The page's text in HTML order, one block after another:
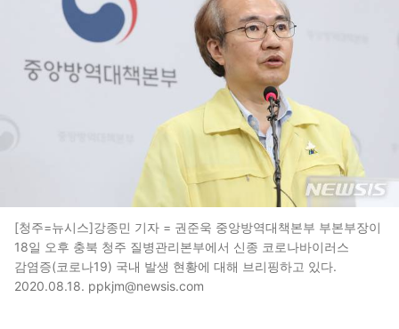
[청주=뉴시스]강종민 기자 = 권준욱 중앙방역대책본부 부본부장이
18일 오후 충북 청주 질병관리본부에서 신종 코로나바이러스
감염증(코로나19) 국내 발생 현황에 대해 브리핑하고 있다.
2020.08.18. ppkjm@newsis.com